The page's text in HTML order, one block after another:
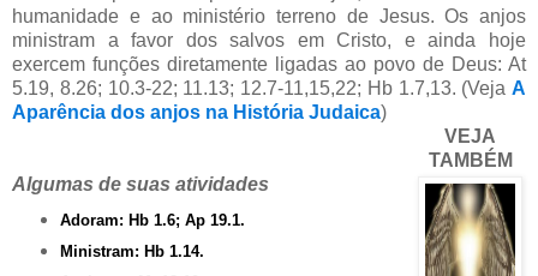
humanidade e ao ministério terreno de Jesus. Os anjos
ministram a favor dos salvos em Cristo, e ainda hoje
exercem funções diretamente ligadas ao povo de Deus: At
5.19, 8.26; 10.3-22; 11.13; 12.7-11,15,22; Hb 1.7,13. (Veja A
Aparência dos anjos na História Judaica)
VEJA
TAMBÉM
Algumas de suas atividades
Adoram: Hb 1.6; Ap 19.1.
Ministram: Hb 1.14.